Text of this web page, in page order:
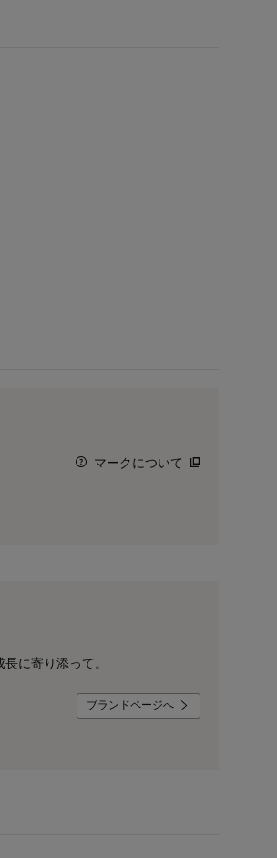
マークについて
に寄り添って。
ブランドページへ